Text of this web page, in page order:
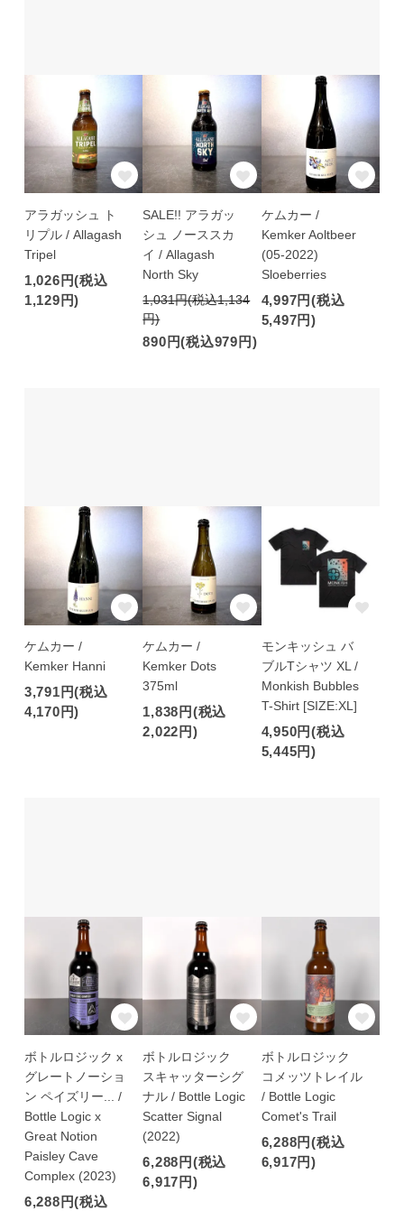
アラガッシュ ト
リプル / Allagash
Tripel
1,026円(税込
1,129円)
SALE!! アラガッ
シュ ノーススカ
イ / Allagash
North Sky
1,031円(税込1,134
円)
890円(税込979円)
ケムカー /
Kemker Aoltbeer
(05-2022)
Sloeberries
4,997円(税込
5,497円)
ケムカー /
Kemker Hanni
3,791円(税込
4,170円)
ケムカー /
Kemker Dots
375ml
1,838円(税込
2,022円)
モンキッシュ バ
ブルTシャツ XL /
Monkish Bubbles
T-Shirt [SIZE:XL]
4,950円(税込
5,445円)
ボトルロジック x
グレートノーショ
ン ペイズリー... /
Bottle Logic x
Great Notion
Paisley Cave
Complex (2023)
6,288円(税込
ボトルロジック
スキャッターシグ
ナル / Bottle Logic
Scatter Signal
(2022)
6,288円(税込
6,917円)
ボトルロジック
コメッツトレイル
/ Bottle Logic
Comet's Trail
6,288円(税込
6,917円)